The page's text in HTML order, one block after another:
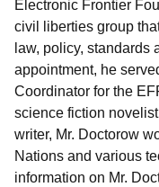
Electronic Frontier
civil liberties group
law, policy, standards
appointment, he
Coordinator for the
science fiction
writer, Mr. Doctorow
Nations and various
information on Mr.